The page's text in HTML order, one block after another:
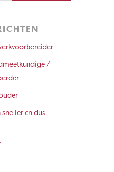
/
en dus